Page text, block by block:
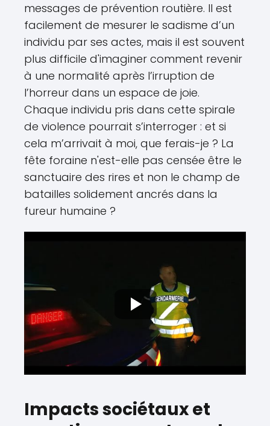
messages de prévention routière. Il est
facilement de mesurer le sadisme d’un
individu par ses actes, mais il est souvent
plus difficile d'imaginer comment revenir
à une normalité après l’irruption de
l’horreur dans un espace de joie.
Chaque individu pris dans cette spirale
de violence pourrait s’interroger : et si
cela m’arrivait à moi, que ferais-je ? La
fête foraine n'est-elle pas censée être le
sanctuaire des rires et non le champ de
batailles solidement ancrés dans la
fureur humaine ?
Impacts sociétaux et